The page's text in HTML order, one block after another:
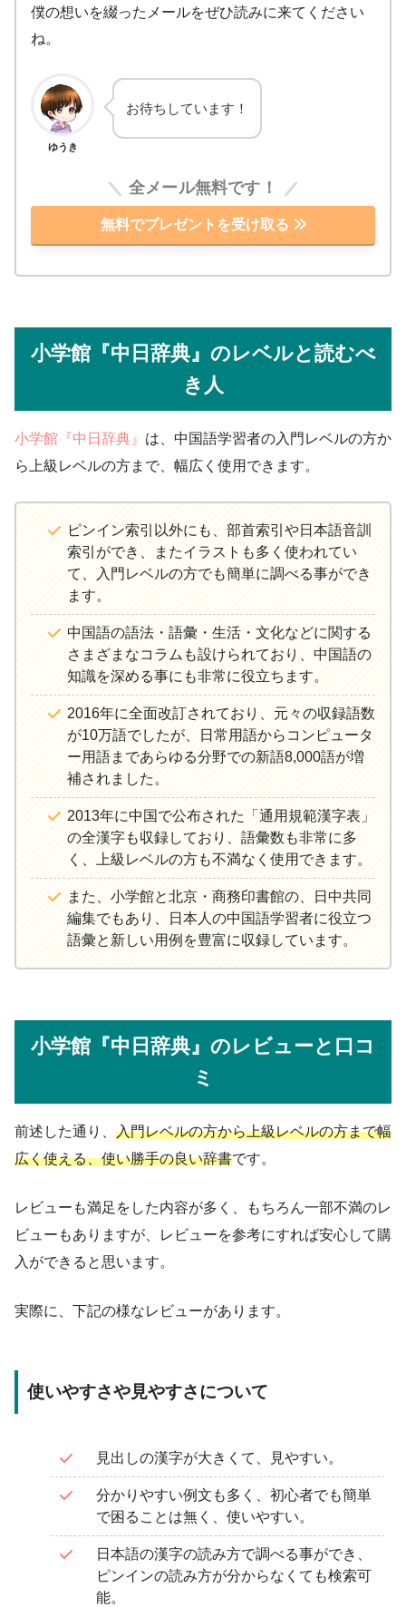
僕の想いを綴ったメールをぜひ読みに来てください
ね。
ゆうき
お待ちしています！
全メール無料です！
無料でプレゼントを受け取る
小学館『中日辞典』のレベルと読むべ
き人
小学館『中日辞典』 は、中国語学習者の入門レベルの方か
ら上級レベルの方まで、幅広く使用できます。
ピンイン索引以外にも、部首索引や日本語音訓
索引ができ、またイラストも多く使われてい
て、入門レベルの方でも簡単に調べる事ができ
ます。
中国語の語法・語彙・生活・文化などに関する
さまざまなコラムも設けられており、中国語の
知識を深める事にも非常に役立ちます。
2016年に全面改訂されており、元々の収録語数
が10万語でしたが、日常用語からコンピュータ
ー用語まであらゆる分野での新語8,000語が増
補されました。
2013年に中国で公布された「通用規範漢字表」
の全漢字も収録しており、語彙数も非常に多
く、上級レベルの方も不満なく使用できます。
また、小学館と北京・商務印書館の、日中共同
編集でもあり、日本人の中国語学習者に役立つ
語彙と新しい用例を豊富に収録しています。
小学館『中日辞典』のレビューと口コ
ミ
前述した通り、 入門レベルの方から上級レベルの方まで幅
広く使える、使い勝手の良い辞書です。
レビューも満足をした内容が多く、もちろん一部不満のレ
ビューもありますが、レビューを参考にすれば安心して購
入ができると思います。
実際に、下記の様なレビューがあります。
使いやすさや見やすさについて
見出しの漢字が大きくて、見やすい。
分かりやすい例文も多く、初心者でも簡単
で困ることは無く、使いやすい。
日本語の漢字の読み方で調べる事ができ、
ピンインの読み方が分からなくても検索可
能。